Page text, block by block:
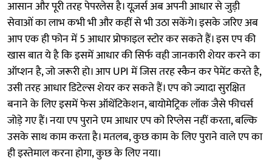
आसान और पूरी तरह पेपरलेस है। यूज़र्स अब अपनी आधार से जुड़ी
सेवाओं का लाभ कभी भी और कहीं से भी उठा सकेंगे। इसके जरिए अब
आप एक ही फोन में 5 आधार प्रोफाइल स्टोर कर सकते हैं। इस एप की
खास बात ये है कि इसमें आधार की सिर्फ वही जानकारी शेयर करने का
ऑप्शन है, जो जरूरी हो। आप UPI में जिस तरह स्कैन कर पेमेंट करते है,
उसी तरह आधार डिटेल्स शेयर कर सकते हैं। एप को ज्यादा सुरक्षित
बनाने के लिए इसमें फेस ऑथेंटिकेशन, बायोमेट्रिक लॉक जैसे फीचर्स
जोड़े गए हैं। नया एप पुराने एम आधार एप को रिप्लेस नहीं करता, बल्कि
उसके साथ काम करता है। मतलब, कुछ काम के लिए पुराने वाले एप का
ही इस्तेमाल करना होगा, कुछ के लिए नया।